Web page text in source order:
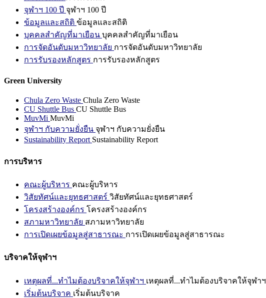
จุฬาฯ 100 ปี จุฬาฯ 100 ปี
ข้อมูลและสถิติ ข้อมูลและสถิติ
บุคคลสำคัญที่มาเยือน บุคคลสำคัญที่มาเยือน
การจัดอันดับมหาวิทยาลัย การจัดอันดับมหาวิทยาลัย
การรับรองหลักสูตร การรับรองหลักสูตร
Green University
Chula Zero Waste Chula Zero Waste
CU Shuttle Bus CU Shuttle Bus
MuvMi MuvMi
จุฬาฯ กับความยั่งยืน จุฬาฯ กับความยั่งยืน
Sustainability Report Sustainability Report
การบริหาร
คณะผู้บริหาร คณะผู้บริหาร
วิสัยทัศน์และยุทธศาสตร์ วิสัยทัศน์และยุทธศาสตร์
โครงสร้างองค์กร โครงสร้างองค์กร
สภามหาวิทยาลัย สภามหาวิทยาลัย
การเปิดเผยข้อมูลสู่สาธารณะ การเปิดเผยข้อมูลสู่สาธารณะ
บริจาคให้จุฬาฯ
เหตุผลที่...ทำไมต้องบริจาคให้จุฬาฯ เหตุผลที่...ทำไมต้องบริจาคให้จุฬาฯ
เริ่มต้นบริจาค เริ่มต้นบริจาค